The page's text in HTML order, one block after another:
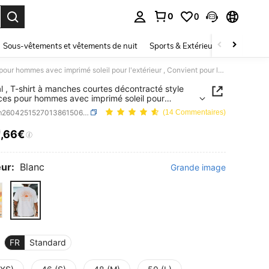
0 0
Sous-vêtements et vêtements de nuit Sports & Extérieur Enfants
Coastal , T-shirt à manches courtes décontracté style vacances pour hommes avec imprimé soleil pour l'extérieur , Convient pour le port en été , Confortable et respirant , À la pointe de la mode
, T-shirt à manches courtes décontracté style
pour hommes avec imprimé soleil pour
, Convient pour le port en été , Confortable et
, À la pointe de la mode
SKU: sm260425152701386150649 (14 Commentaires)
AND AVAILABILITY
,66€
Blanc Grande image
FR Standard